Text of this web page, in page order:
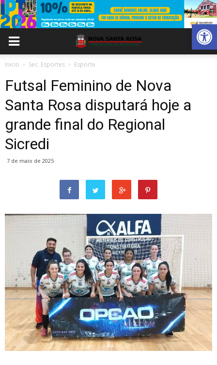
Abrir
Inicio Sec. Esportes Esporte
Futsal Feminino de Nova
Santa Rosa disputará hoje a
grande final do Regional
Sicredi
7 de maio de 2025